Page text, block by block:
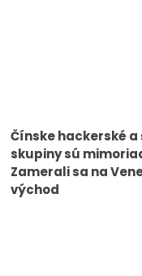
Čínske hackerské a
skupiny sú
Zamerali sa na
východ